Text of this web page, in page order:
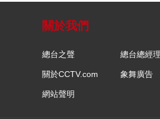
關於我們
總台之聲 總台總經
關於CCTV.com 象舞廣告
網站聲明